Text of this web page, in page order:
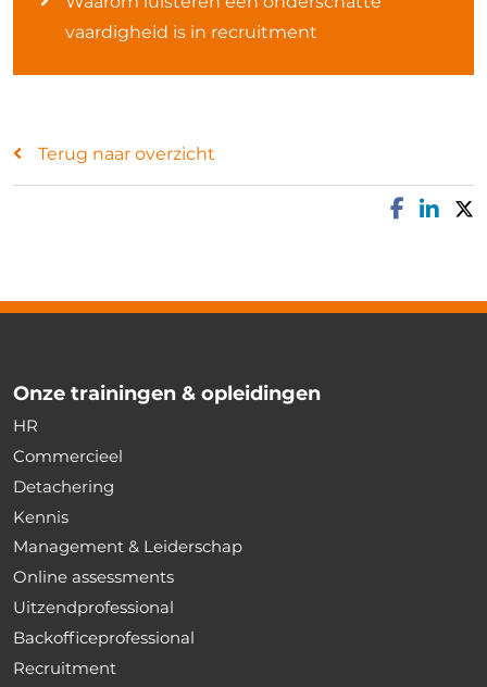
vaardigheid is in recruitment
Terug naar overzicht
Onze trainingen & opleidingen
HR
Commercieel
Detachering
Kennis
Management & Leiderschap
Online assessments
Uitzendprofessional
Backofficeprofessional
Recruitment